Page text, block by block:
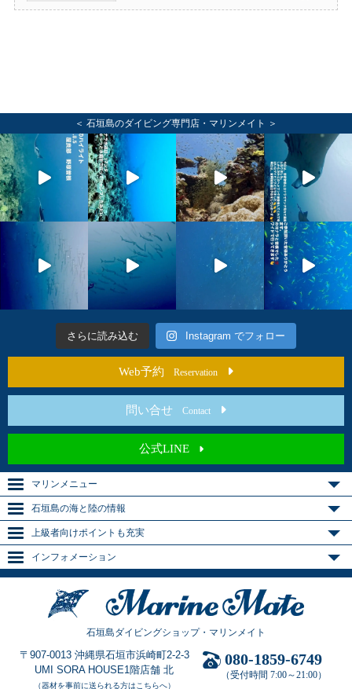
＜ 石垣島のダイビング専門店・マリンメイト ＞
さらに読み込む Instagram でフォロー
Web予約 Reservation
問い合せ Contact
公式LINE
マリンメニュー
石垣島の海と陸の情報
上級者向けポイントも充実
インフォメーション
石垣島ダイビングショップ・マリンメイト
〒907-0013 沖縄県石垣市浜崎町2-2-3
UMI SORA HOUSE1階店舗 北
（器材を事前に送られる方はこちらへ）
080-1859-6749
（受付時間 7:00～21:00）